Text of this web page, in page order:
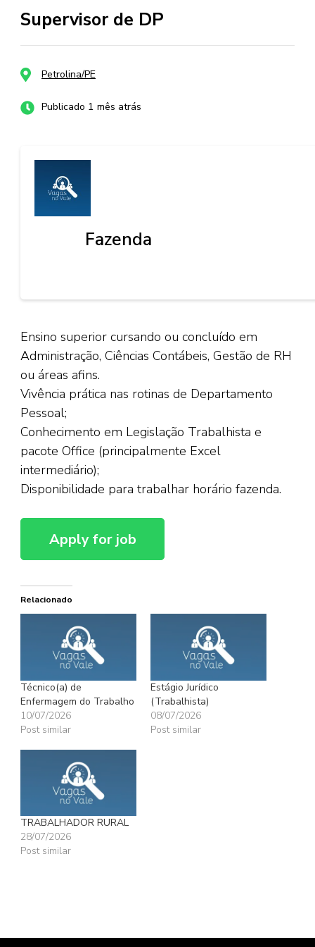
Supervisor de DP
Petrolina/PE
Publicado 1 mês atrás
Fazenda
Ensino superior cursando ou concluído em
Administração, Ciências Contábeis, Gestão de RH
ou áreas afins.
Vivência prática nas rotinas de Departamento
Pessoal;
Conhecimento em Legislação Trabalhista e
pacote Office (principalmente Excel
intermediário);
Disponibilidade para trabalhar horário fazenda.
Relacionado
Técnico(a) de
Enfermagem do Trabalho
10/07/2026
Post similar
Estágio Jurídico
(Trabalhista)
08/07/2026
Post similar
TRABALHADOR RURAL
28/07/2026
Post similar